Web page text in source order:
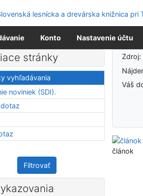
na menu
o webovej prístupnosti
Konto Nastavenie účtu
vyhľadávania
Zdroj:
Váš
článok
stránky
vyhľadávania
noviniek (SDI).
Filtrovať